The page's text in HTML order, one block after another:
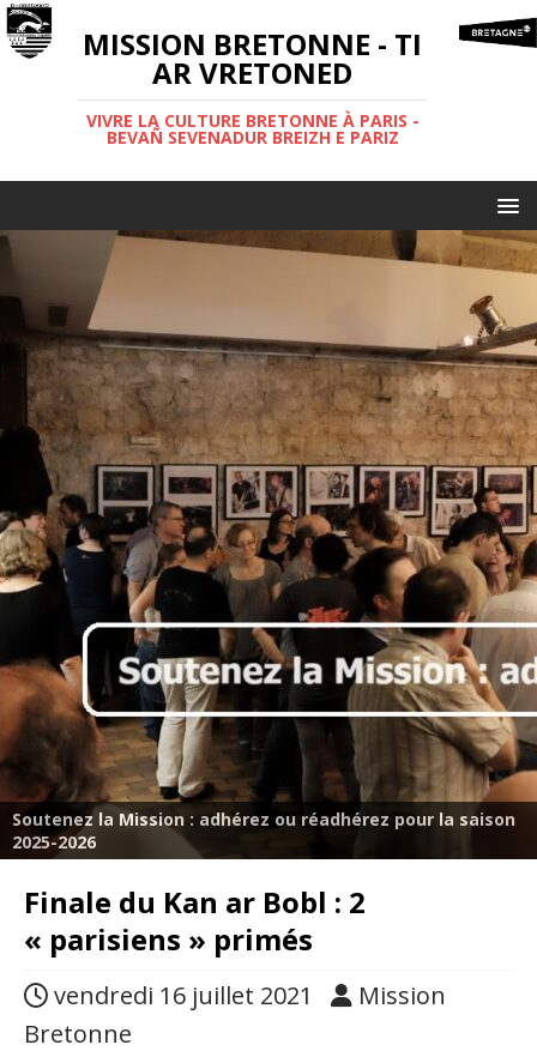
MISSION BRETONNE - TI
AR VRETONED
VIVRE LA CULTURE BRETONNE À PARIS -
BEVAÑ SEVENADUR BREIZH E PARIZ
Soutenez la Mission : adhérez ou réadhérez pour la saison
2025-2026
Finale du Kan ar Bobl : 2
« parisiens » primés
vendredi 16 juillet 2021
Mission
Bretonne